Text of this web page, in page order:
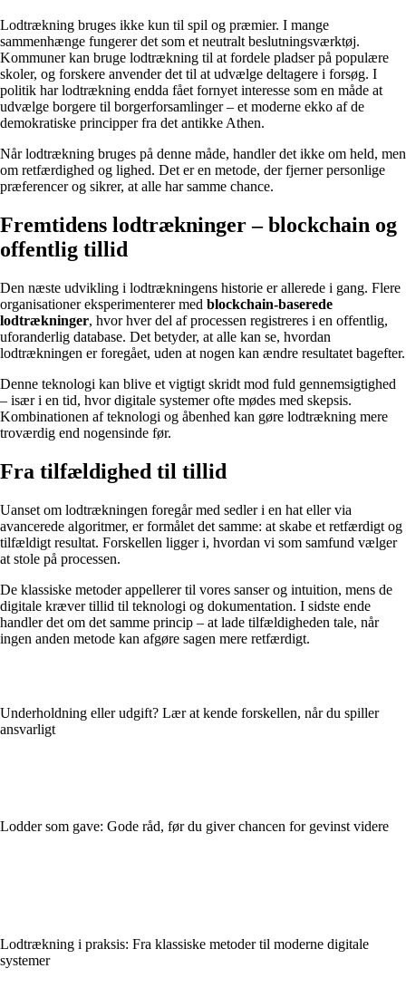
Lodtrækning bruges ikke kun til spil og præmier. I mange
sammenhænge fungerer det som et neutralt beslutningsværktøj.
Kommuner kan bruge lodtrækning til at fordele pladser på populære
skoler, og forskere anvender det til at udvælge deltagere i forsøg. I
politik har lodtrækning endda fået fornyet interesse som en måde at
udvælge borgere til borgerforsamlinger – et moderne ekko af de
demokratiske principper fra det antikke Athen.
Når lodtrækning bruges på denne måde, handler det ikke om held, men
om retfærdighed og lighed. Det er en metode, der fjerner personlige
præferencer og sikrer, at alle har samme chance.
Fremtidens lodtrækninger – blockchain og
offentlig tillid
Den næste udvikling i lodtrækningens historie er allerede i gang. Flere
organisationer eksperimenterer med blockchain-baserede
lodtrækninger, hvor hver del af processen registreres i en offentlig,
uforanderlig database. Det betyder, at alle kan se, hvordan
lodtrækningen er foregået, uden at nogen kan ændre resultatet bagefter.
Denne teknologi kan blive et vigtigt skridt mod fuld gennemsigtighed
– især i en tid, hvor digitale systemer ofte mødes med skepsis.
Kombinationen af teknologi og åbenhed kan gøre lodtrækning mere
troværdig end nogensinde før.
Fra tilfældighed til tillid
Uanset om lodtrækningen foregår med sedler i en hat eller via
avancerede algoritmer, er formålet det samme: at skabe et retfærdigt og
tilfældigt resultat. Forskellen ligger i, hvordan vi som samfund vælger
at stole på processen.
De klassiske metoder appellerer til vores sanser og intuition, mens de
digitale kræver tillid til teknologi og dokumentation. I sidste ende
handler det om det samme princip – at lade tilfældigheden tale, når
ingen anden metode kan afgøre sagen mere retfærdigt.
Underholdning eller udgift? Lær at kende forskellen, når du spiller
ansvarligt
Lodder som gave: Gode råd, før du giver chancen for gevinst videre
Lodtrækning i praksis: Fra klassiske metoder til moderne digitale
systemer